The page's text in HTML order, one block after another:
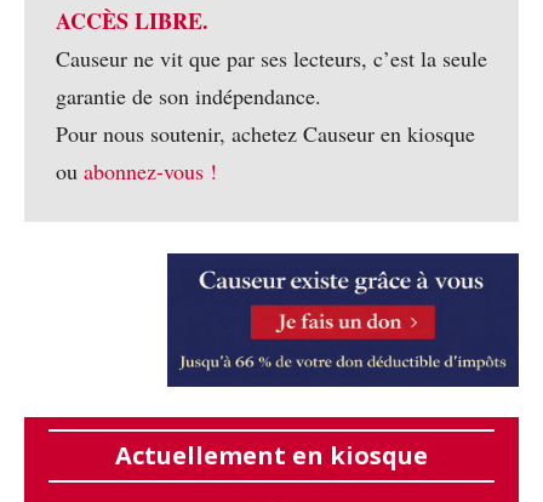
ACCÈS LIBRE.
Causeur ne vit que par ses lecteurs, c’est la seule
garantie de son indépendance.
Pour nous soutenir, achetez Causeur en kiosque
ou abonnez-vous !
Actuellement en kiosque